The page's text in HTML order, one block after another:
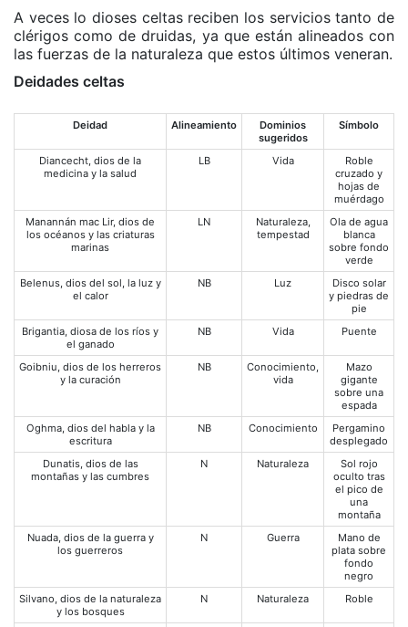
A veces lo dioses celtas reciben los servicios tanto de
clérigos como de druidas, ya que están alineados con
las fuerzas de la naturaleza que estos últimos veneran.
Deidades celtas
Deidad Alineamiento
Dominios
sugeridos
Símbolo
Diancecht, dios de la
medicina y la salud
LB Vida
Roble
cruzado y
hojas de
muérdago
Manannán mac Lir, dios de
los océanos y las criaturas
marinas
LN
Naturaleza,
tempestad
Ola de agua
blanca
sobre fondo
verde
Belenus, dios del sol, la luz y
el calor
NB Luz
Disco solar
y piedras de
pie
Brigantia, diosa de los ríos y
el ganado
NB Vida Puente
Goibniu, dios de los herreros
y la curación
NB
Conocimiento,
vida
Mazo
gigante
sobre una
espada
Oghma, dios del habla y la
escritura
NB Conocimiento
Pergamino
desplegado
Dunatis, dios de las
montañas y las cumbres
N Naturaleza
Sol rojo
oculto tras
el pico de
una
montaña
Nuada, dios de la guerra y
los guerreros
N Guerra
Mano de
plata sobre
fondo
negro
Silvano, dios de la naturaleza
y los bosques
N Naturaleza Roble